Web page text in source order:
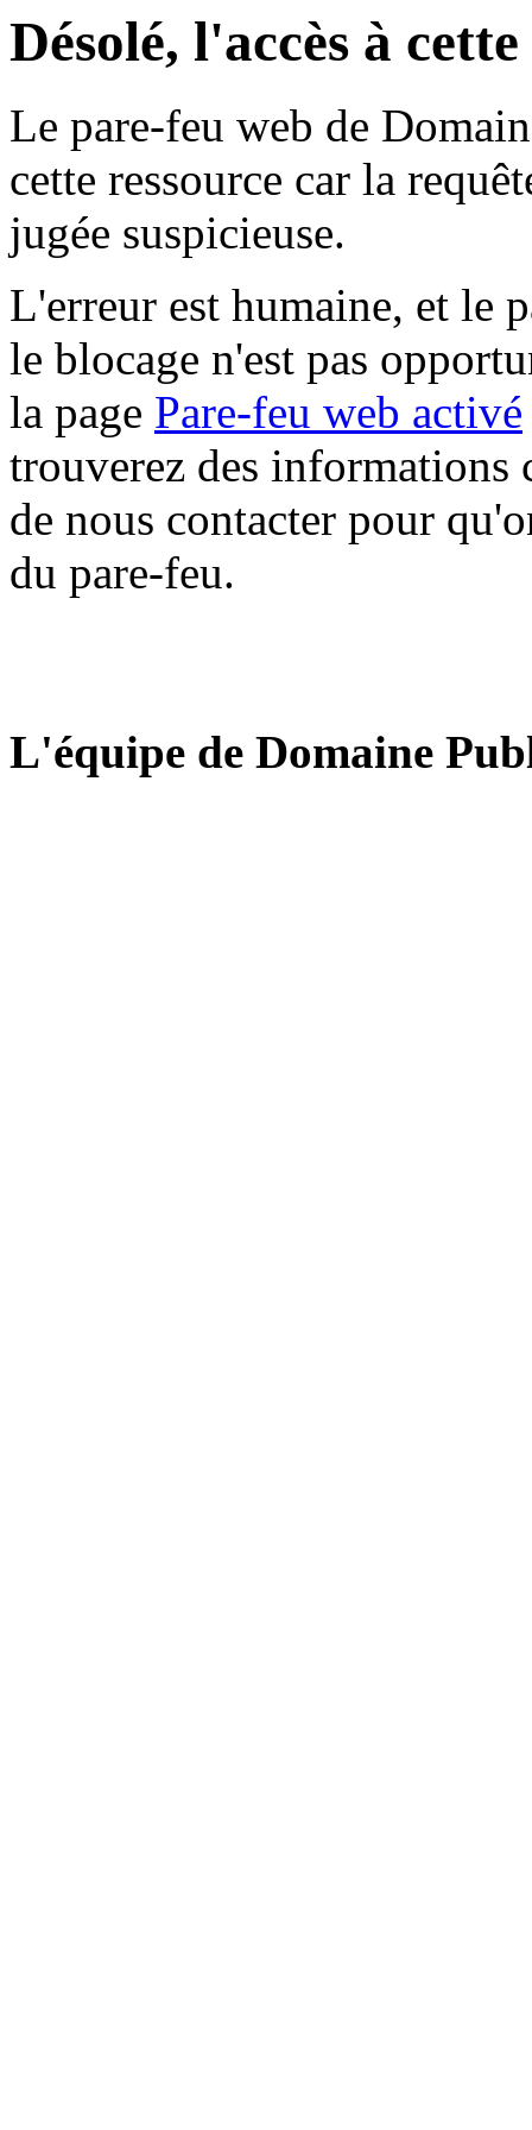
Désolé, l'accès à
Le pare-feu web de
cette ressource car la
jugée suspicieuse.
L'erreur est humaine, et le
le blocage n'est pas
la page Pare-feu web activé
trouverez des informations
de nous contacter pour
du pare-feu.
L'équipe de Domaine